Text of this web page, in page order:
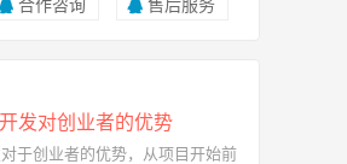
合作咨询 售后服务
发对创业者的优势
于创业者的优势，从项目开始前